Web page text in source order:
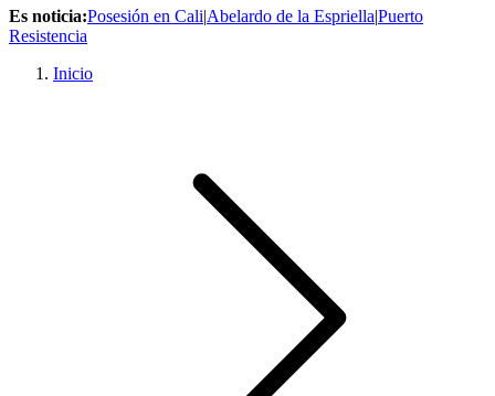
Es noticia:Posesión en Cali|Abelardo de la Espriella|Puerto
Resistencia
Inicio